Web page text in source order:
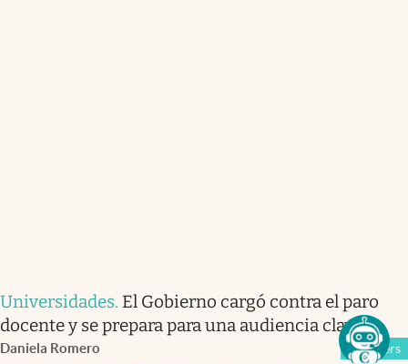
Universidades. El Gobierno cargó contra el paro
docente y se prepara para una audiencia clave
Daniela Romero Members